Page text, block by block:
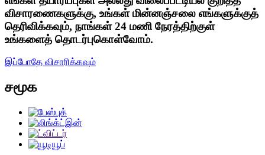
விசாரணைகளுக்கு, உங்கள் மின்னஞ்சலை எங்களுக்குத்
தெரிவிக்கவும், நாங்கள் 24 மணி நேரத்திற்குள்
உங்களைத் தொடர்புகொள்வோம்.
இப்போதே விசாரிக்கவும்
சமூக